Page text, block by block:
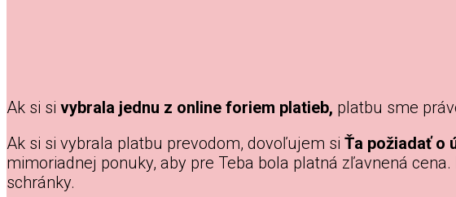
Ak si si vybrala jednu z online foriem platieb, platbu sme
Ak si si vybrala platbu prevodom, dovoľujem si Ťa požiadať o
mimoriadnej ponuky, aby pre Teba bola platná zľavnená
schránky.